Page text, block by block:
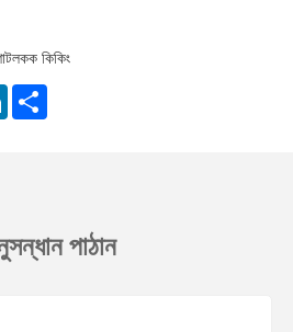
কিকিং
LinkedIn
পাঠান